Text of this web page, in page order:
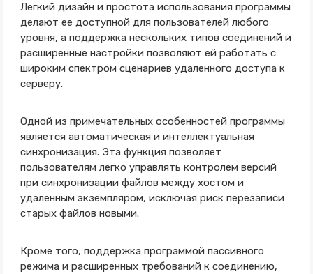
Легкий дизайн и простота использования программы
делают ее доступной для пользователей любого
уровня, а поддержка нескольких типов соединений и
расширенные настройки позволяют ей работать с
широким спектром сценариев удаленного доступа к
серверу.
Одной из примечательных особенностей программы
является автоматическая и интеллектуальная
синхронизация. Эта функция позволяет
пользователям легко управлять контролем версий
при синхронизации файлов между хостом и
удаленным экземпляром, исключая риск перезаписи
старых файлов новыми.
Кроме того, поддержка программой пассивного
режима и расширенных требований к соединению,